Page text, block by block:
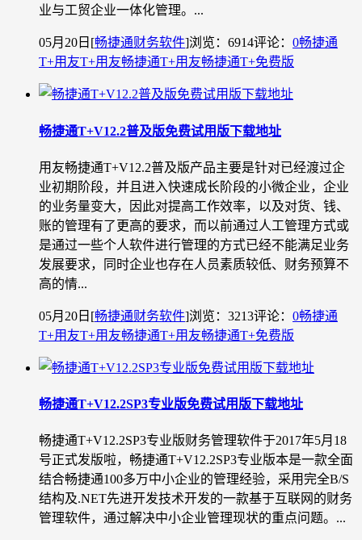
业与工贸企业一体化管理。...
05月20日 [畅捷通财务软件]浏览：6914评论： 0畅捷通
T+用友T+用友畅捷通T+用友畅捷通T+免费版
畅捷通T+V12.2普及版免费试用版下载地址
用友畅捷通T+V12.2普及版产品主要是针对已经渡过企
业初期阶段，并且进入快速成长阶段的小微企业，企业
的业务量变大，因此对提高工作效率，以及对货、钱、
账的管理有了更高的要求，而以前通过人工管理方式或
是通过一些个人软件进行管理的方式已经不能满足业务
发展要求，同时企业也存在人员素质较低、财务预算不
高的情...
05月20日 [畅捷通财务软件]浏览：3213评论： 0畅捷通
T+用友T+用友畅捷通T+用友畅捷通T+免费版
畅捷通T+V12.2SP3专业版免费试用版下载地址
畅捷通T+V12.2SP3专业版财务管理软件于2017年5月18
号正式发版啦，畅捷通T+V12.2SP3专业版本是一款全面
结合畅捷通100多万中小企业的管理经验，采用完全B/S
结构及.NET先进开发技术开发的一款基于互联网的财务
管理软件，通过解决中小企业管理现状的重点问题。...